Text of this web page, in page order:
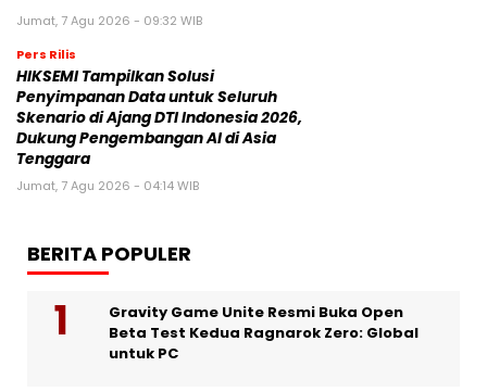
Jumat, 7 Agu 2026 - 09:32 WIB
Pers Rilis
HIKSEMI Tampilkan Solusi
Penyimpanan Data untuk Seluruh
Skenario di Ajang DTI Indonesia 2026,
Dukung Pengembangan AI di Asia
Tenggara
Jumat, 7 Agu 2026 - 04:14 WIB
BERITA POPULER
Gravity Game Unite Resmi Buka Open
Beta Test Kedua Ragnarok Zero: Global
untuk PC